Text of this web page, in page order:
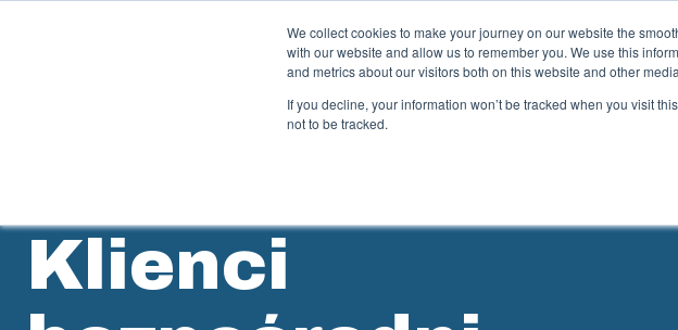
We collect cookies to make your journey on our website the
with our website and allow us to remember you. We use this
and metrics about our visitors both on this website and other
If you decline, your information won’t be tracked when you visit
not to be tracked.
Oferta i usługiPartnerzyZasoby
Rozwiązania zaprojektowane do ochrony instalacji
elektrycznych i elektronicznych w różnych warunkach
pracy. Łączą trwałość, odporność na czynniki
środowiskowe oraz łatwość montażu i eksploatacji.
Fibox oferuje
Wspieramy cały cykl życia
Klienci